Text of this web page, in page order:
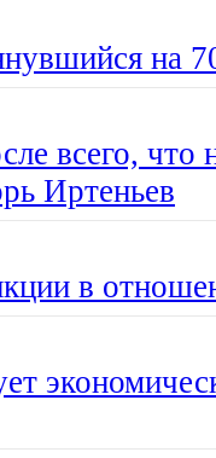
на
всего, что
Иртеньев
в